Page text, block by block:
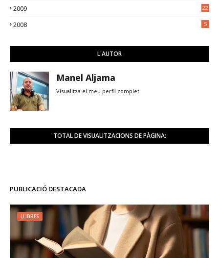
2009 22
2008 5
L'AUTOR
Manel Aljama
Visualitza el meu perfil complet
TOTAL DE VISUALITZACIONS DE PÀGINA:
PUBLICACIÓ DESTACADA
LLIBRES